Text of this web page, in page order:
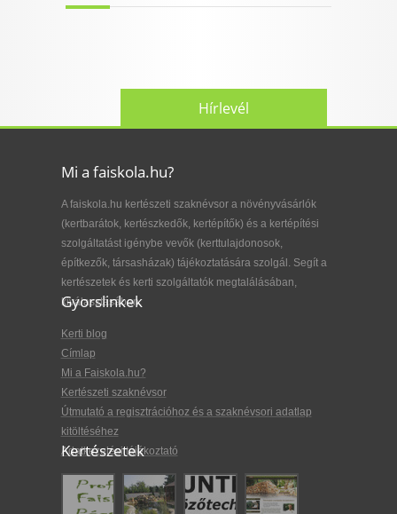
Hírlevél
Mi a faiskola.hu?
A faiskola.hu kertészeti szaknévsor a növényvásárlók
(kertbarátok, kertészkedők, kertépítők) és a kertépítési
szolgáltatást igénybe vevők (kerttulajdonosok,
építkezők, társasházak) tájékoztatására szolgál. Segít a
kertészetek és kerti szolgáltatók megtalálásában,
kiválasztásában.
Gyorslinkek
Kerti blog
Címlap
Mi a Faiskola.hu?
Kertészeti szaknévsor
Útmutató a regisztrációhoz és a szaknévsori adatlap
kitöltéséhez
Adatkezelési tájékoztató
Kertészetek